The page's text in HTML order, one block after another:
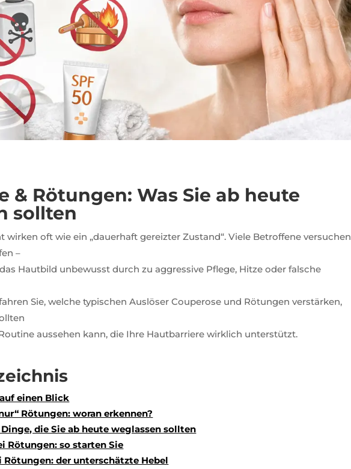
& Rötungen: Was Sie ab heute
sollten
wirken oft wie ein „dauerhaft gereizter Zustand“. Viele Betroffene versuchen
–
Hautbild unbewusst durch zu aggressive Pflege, Hitze oder falsche
Sie, welche typischen Auslöser Couperose und Rötungen verstärken,
aussehen kann, die Ihre Hautbarriere wirklich unterstützt.
einen Blick
Rötungen: woran erkennen?
die Sie ab heute weglassen sollten
Rötungen: so starten Sie
Rötungen: der unterschätzte Hebel